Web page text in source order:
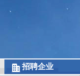
招聘企业